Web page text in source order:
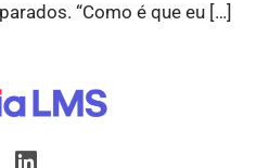
“Como é que eu […]